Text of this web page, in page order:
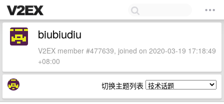
biubiudiu
V2EX member #477639, joined on 2020-03-19 17:18:49
+08:00
切换主题列表